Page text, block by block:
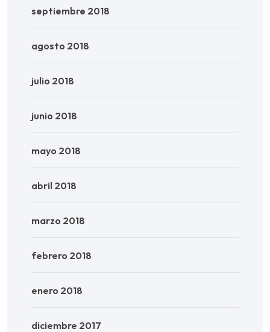
septiembre 2018
agosto 2018
julio 2018
junio 2018
mayo 2018
abril 2018
marzo 2018
febrero 2018
enero 2018
diciembre 2017